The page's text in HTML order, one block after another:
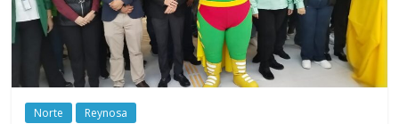
Norte Reynosa